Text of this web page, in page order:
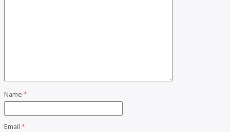
Name *
Email *